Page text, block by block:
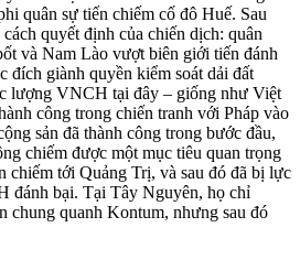
quân sự tiến chiếm cố đô Huế. Sau
quyết định của chiến dịch: quân
và Nam Lào vượt biên giới tiến đánh
đích giành quyền kiểm soát dải đất
lượng VNCH tại đây – giống như Việt
công trong chiến tranh với Pháp vào
sản đã thành công trong bước đầu,
chiếm được một mục tiêu quan trọng
chiếm tới Quảng Trị, và sau đó đã bị lực
đánh bại. Tại Tây Nguyên, họ chỉ
chung quanh Kontum, nhưng sau đó